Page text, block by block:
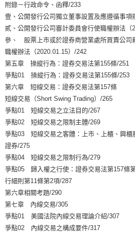
附錄－行政命令、函釋/233
壹、公開發行公司獨立董事設置及應遵循事項
貳、公開發行公司審計委員會行使職權辦法（
參、 股票上市或於證券商營業處所買賣公司
職權辦法（2020.01.15）/242
第五章 操縱行為：證券交易法第155條/251
爭點01 操縱行為：證券交易法第155條/253
第六章 短線交易：證券交易法第157條
短線交易（Short Swing Trading）/265
爭點01 短線交易之立法目的/267
爭點02 短線交易之限制主體/269
爭點03 短線交易之客體：上市、上櫃、興櫃
證券/275
爭點04 短線交易之限制行為/279
爭點05 歸入權之行使：證券交易法第157條
行細則第11條第2項/287
第六章相關考題/290
第七章 內線交易/305
爭點01 美國法院內線交易理論介紹/307
爭點02 內線交易之構成要件/317